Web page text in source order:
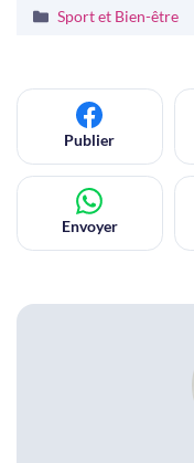
Catégories
Sport et Bien-être
Publier
Envoyer